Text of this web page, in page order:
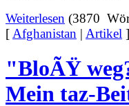
Weiterlesen (3870
[ Afghanistan | Artikel ]
"BloÃŸ
Mein taz-